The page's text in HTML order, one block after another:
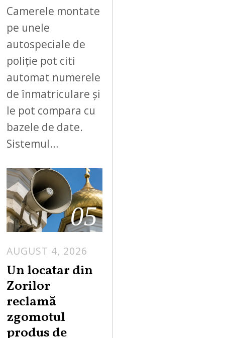
Camerele montate
pe unele
autospeciale de
poliție pot citi
automat numerele
de înmatriculare și
le pot compara cu
bazele de date.
Sistemul…
05
AUGUST 4, 2026
Un locatar din
Zorilor
reclamă
zgomotul
produs de